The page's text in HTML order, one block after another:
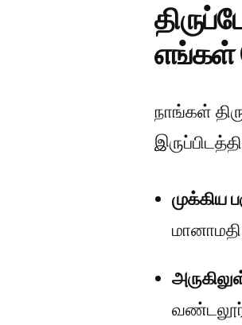
எங்கள்
நாங்கள்
முக்கிய